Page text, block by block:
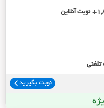
نوبت آنلاین
تلفنی
نوبت بگیرید